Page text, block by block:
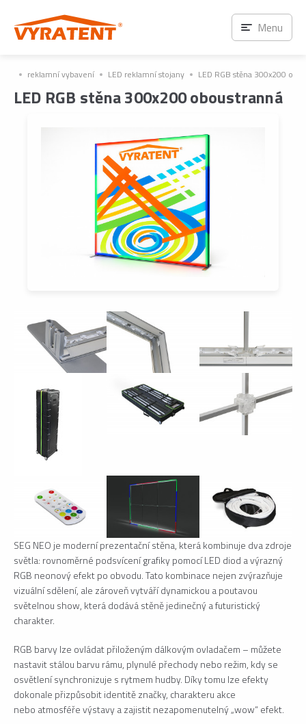
reklamní vybavení LED reklamní stojany LED RGB stěna 300x200
LED RGB stěna 300x200 oboustranná
SEG NEO je moderní prezentační stěna, která kombinuje dva zdroje
světla: rovnoměrné podsvícení grafiky pomocí LED diod a výrazný
RGB neonový efekt po obvodu. Tato kombinace nejen zvýrazňuje
vizuální sdělení, ale zároveň vytváří dynamickou a poutavou
světelnou show, která dodává stěně jedinečný a futuristický
charakter.
RGB barvy lze ovládat přiloženým dálkovým ovladačem – můžete
nastavit stálou barvu rámu, plynulé přechody nebo režim, kdy se
osvětlení synchronizuje s rytmem hudby. Díky tomu lze efekty
dokonale přizpůsobit identitě značky, charakteru akce
nebo atmosféře výstavy a zajistit nezapomenutelný „wow“ efekt.
Menu